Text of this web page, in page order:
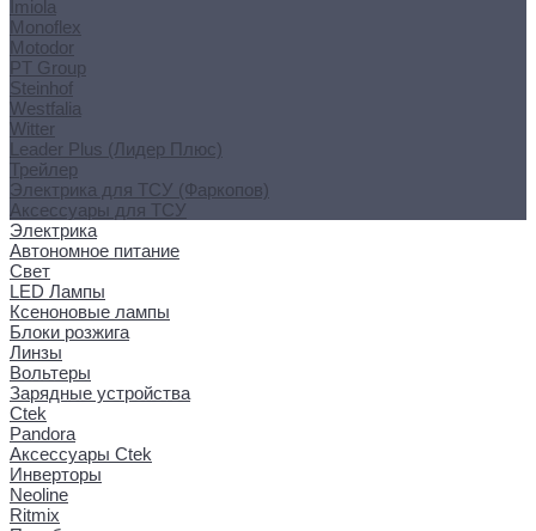
Imiola
Monoflex
Motodor
PT Group
Steinhof
Westfalia
Witter
Leader Plus (Лидер Плюс)
Трейлер
Электрика для ТСУ (Фаркопов)
Аксессуары для ТСУ
Электрика
Автономное питание
Свет
LED Лампы
Ксеноновые лампы
Блоки розжига
Линзы
Вольтеры
Зарядные устройства
Ctek
Pandora
Аксессуары Ctek
Инверторы
Neoline
Ritmix